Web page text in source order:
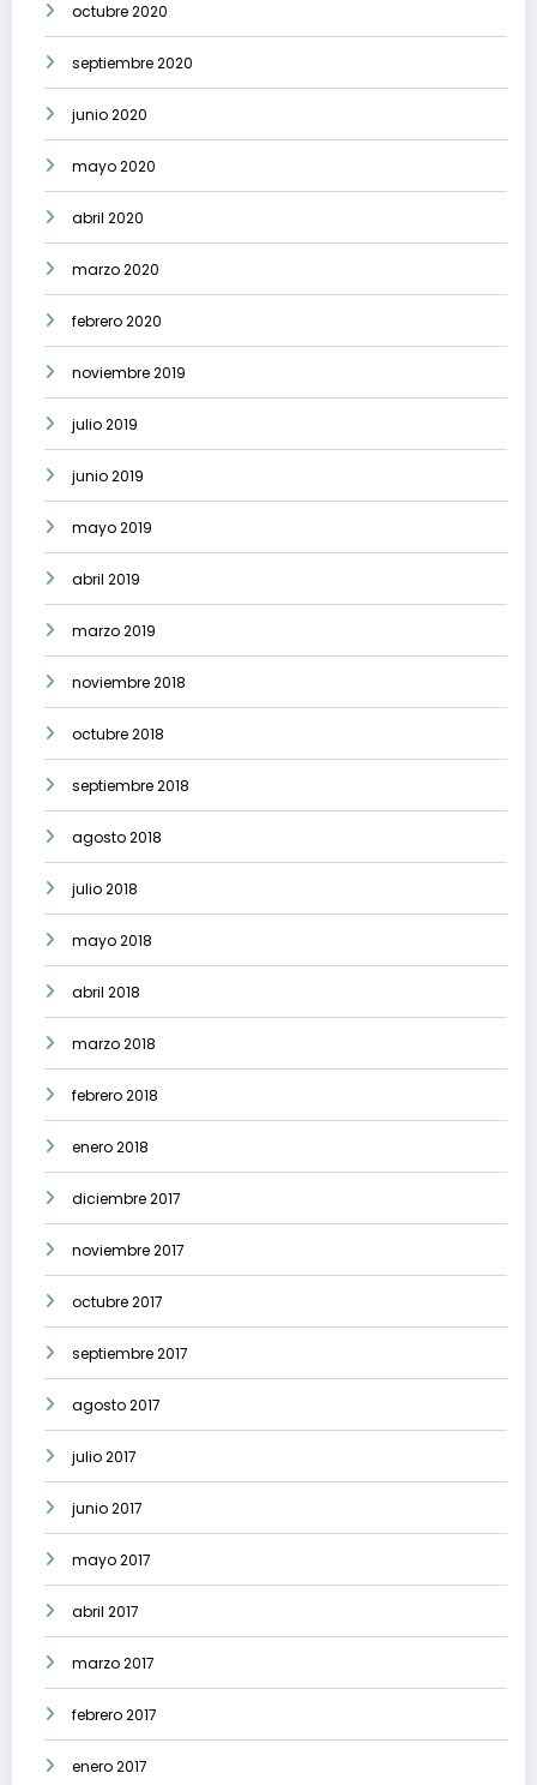
octubre 2020
septiembre 2020
junio 2020
mayo 2020
abril 2020
marzo 2020
febrero 2020
noviembre 2019
julio 2019
junio 2019
mayo 2019
abril 2019
marzo 2019
noviembre 2018
octubre 2018
septiembre 2018
agosto 2018
julio 2018
mayo 2018
abril 2018
marzo 2018
febrero 2018
enero 2018
diciembre 2017
noviembre 2017
octubre 2017
septiembre 2017
agosto 2017
julio 2017
junio 2017
mayo 2017
abril 2017
marzo 2017
febrero 2017
enero 2017